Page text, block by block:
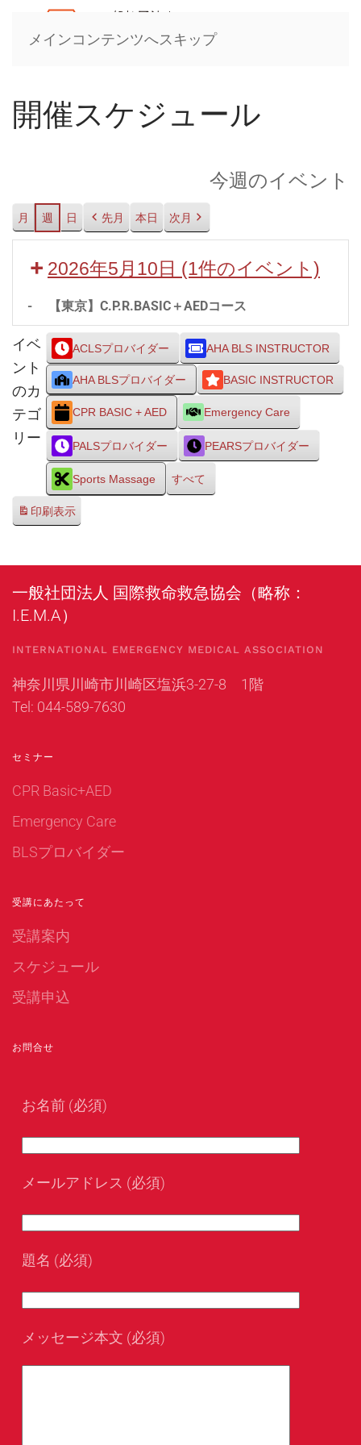
メインコンテンツへスキップ
開催スケジュール
今週のイベント
月 週 日 先月 本日 次月
2026年5月10日 (1件のイベント)
- 【東京】C.P.R.BASIC＋AEDコース
イベ
ント
のカ
テゴ
リー
ACLSプロバイダー AHA BLS INSTRUCTOR
AHA BLSプロバイダー BASIC INSTRUCTOR
CPR BASIC + AED Emergency Care
PALSプロバイダー PEARSプロバイダー
Sports Massage すべて
印刷表示
一般社団法人 国際救命救急協会（略称：
I.E.M.A）
INTERNATIONAL EMERGENCY MEDICAL ASSOCIATION
神奈川県川崎市川崎区塩浜3-27-8 1階
Tel: 044-589-7630
セミナー
CPR Basic+AED
Emergency Care
BLSプロバイダー
受講にあたって
受講案内
スケジュール
受講申込
お問合せ
お名前 (必須)
メールアドレス (必須)
題名 (必須)
メッセージ本文 (必須)